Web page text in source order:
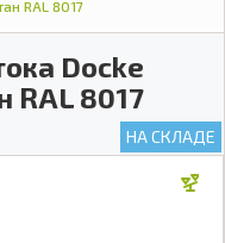
RAL 8017
Docke
RAL 8017
НА СКЛАДЕ